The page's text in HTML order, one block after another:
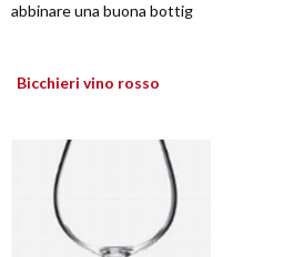
abbinare una buona bottig
Bicchieri vino rosso